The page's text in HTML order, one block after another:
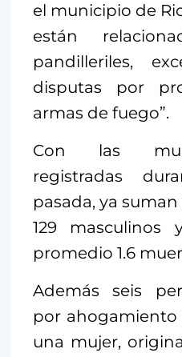
el municipio de
están
pandilleriles,
disputas por
armas de fuego”.
Con las
registradas
pasada, ya suman
129 masculinos
promedio 1.6
Además seis
por
una mujer,